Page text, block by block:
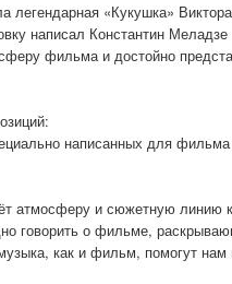
легендарная «Кукушка»
написал Константин
фильма и достойно
написанных для
атмосферу и сюжетную линию
говорить о фильме,
как и фильм, помогут